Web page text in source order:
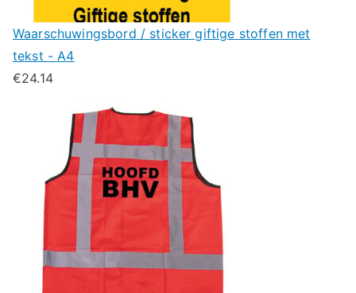
Waarschuwingsbord / sticker giftige stoffen met
tekst - A4
€24.14